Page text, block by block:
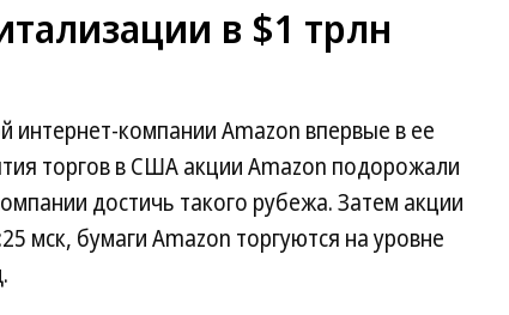
в $1 трлн
интернет-компании Amazon впервые в ее
торгов в США акции Amazon подорожали
достичь такого рубежа. Затем акции
мск, бумаги Amazon торгуются на уровне